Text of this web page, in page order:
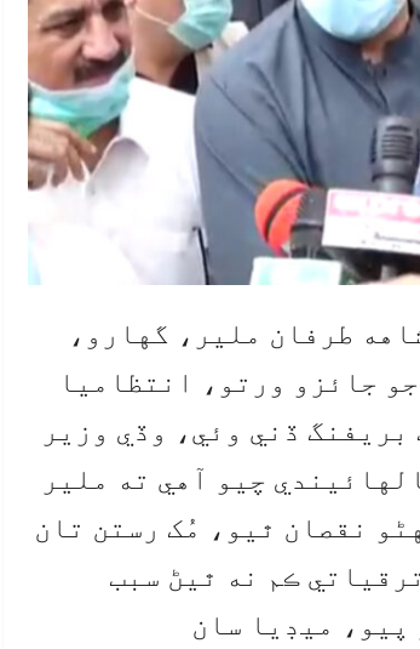
طرفان ملير، گهارو،
جائزو ورتو، انتظاميا
ڏني وئي، وڏي وزير
چيو آهي ته ملير
نقصان ٿيو، مُک رستن تان
ڪم نه ٿيڻ سبب
ميڊيا سان